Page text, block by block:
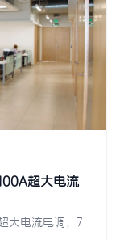
超大电流
大电流电调，7